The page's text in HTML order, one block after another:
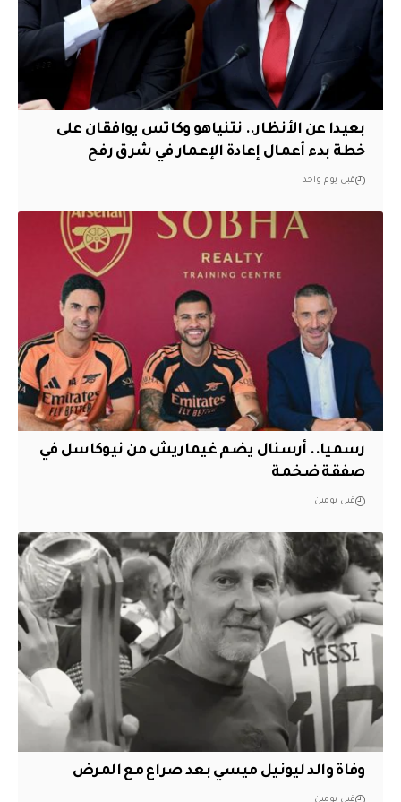
بعيدا عن الأنظار.. نتنياهو وكاتس يوافقان على
خطة بدء أعمال إعادة الإعمار في شرق رفح
قبل يوم واحد
رسميا.. أرسنال يضم غيماريش من نيوكاسل في
صفقة ضخمة
قبل يومين
وفاة والد ليونيل ميسي بعد صراع مع المرض
قبل يومين